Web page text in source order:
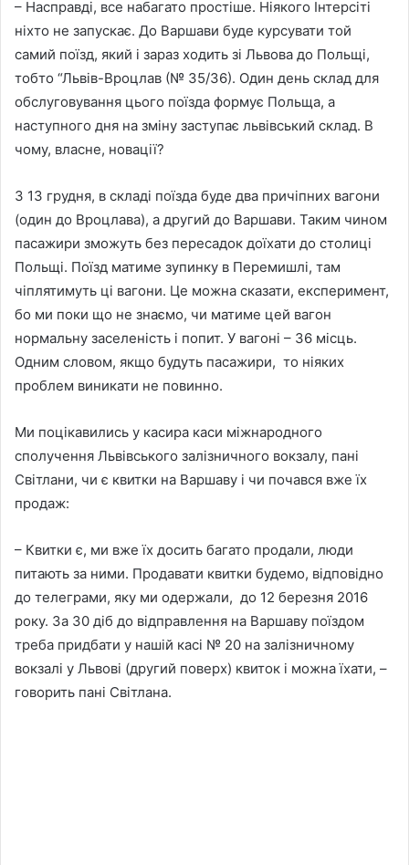
– Насправді, все набагато простіше. Ніякого Інтерсіті
ніхто не запускає. До Варшави буде курсувати той
самий поїзд, який і зараз ходить зі Львова до Польщі,
тобто “Львів-Вроцлав (№ 35/36). Один день склад для
обслуговування цього поїзда формує Польща, а
наступного дня на зміну заступає львівський склад. В
чому, власне, новації?
З 13 грудня, в складі поїзда буде два причіпних вагони
(один до Вроцлава), а другий до Варшави. Таким чином
пасажири зможуть без пересадок доїхати до столиці
Польщі. Поїзд матиме зупинку в Перемишлі, там
чіплятимуть ці вагони. Це можна сказати, експеримент,
бо ми поки що не знаємо, чи матиме цей вагон
нормальну заселеність і попит. У вагоні – 36 місць.
Одним словом, якщо будуть пасажири, то ніяких
проблем виникати не повинно.
Ми поцікавились у касира каси міжнародного
сполучення Львівського залізничного вокзалу, пані
Світлани, чи є квитки на Варшаву і чи почався вже їх
продаж:
– Квитки є, ми вже їх досить багато продали, люди
питають за ними. Продавати квитки будемо, відповідно
до телеграми, яку ми одержали, до 12 березня 2016
року. За 30 діб до відправлення на Варшаву поїздом
треба придбати у нашій касі № 20 на залізничному
вокзалі у Львові (другий поверх) квиток і можна їхати, –
говорить пані Світлана.